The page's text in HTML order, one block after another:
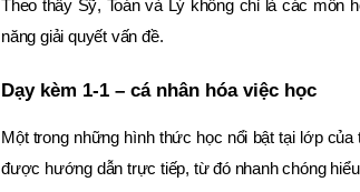
Theo thầy Sỹ, Toán và Lý không chỉ là các môn
năng giải quyết vấn đề.
Dạy kèm 1-1 – cá nhân hóa việc học
Một trong những hình thức học nổi bật tại lớp
được hướng dẫn trực tiếp, từ đó nhanh chóng